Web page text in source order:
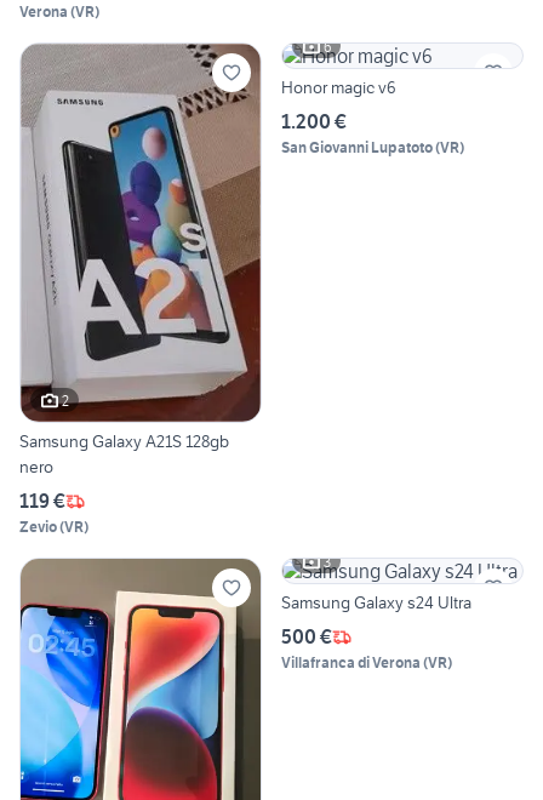
Verona (VR)
2
Samsung Galaxy A21S 128gb
nero
119 €
Zevio(VR)
6
Honor magic v6
1.200 €
San Giovanni Lupatoto(VR)
3
Samsung Galaxy s24 Ultra
500 €
Villafranca di Verona (VR)